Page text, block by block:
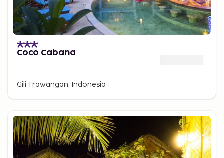
Coco Cabana
Gili Trawangan, Indonesia